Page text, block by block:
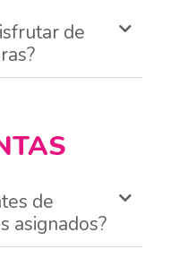
de
de
asignados?